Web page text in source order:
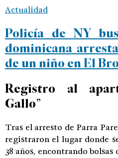
Actualidad
Policía de NY
dominicana
de un niño en El
Registro al
Gallo”
Tras el arresto de Parra
registraron el lugar donde
38 años, encontrando